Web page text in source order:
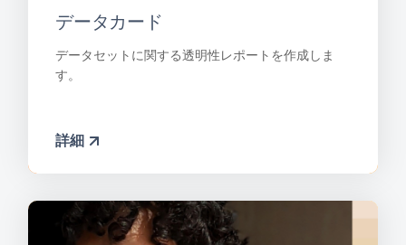
データカード
データセットに関する透明性レポートを作成しま
す。
詳細